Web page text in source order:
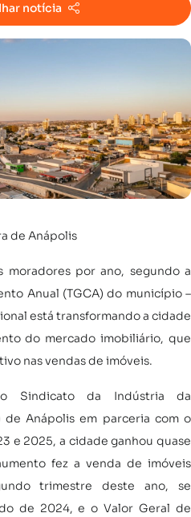
notícia
de Anápolis
moradores por ano, segundo a
Anual (TGCA) do município –
está transformando a cidade
do mercado imobiliário, que
nas vendas de imóveis.
Sindicato da Indústria da
de Anápolis em parceria com o
e 2025, a cidade ganhou quase
fez a venda de imóveis
trimestre deste ano, se
de 2024, e o Valor Geral de